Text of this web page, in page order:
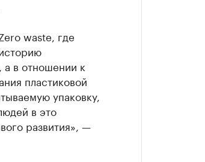
waste, где
а в отношении к
пластиковой
упаковку,
в это
развития», —